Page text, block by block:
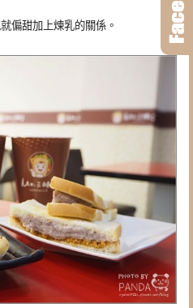
偏甜加上煉乳的關係。